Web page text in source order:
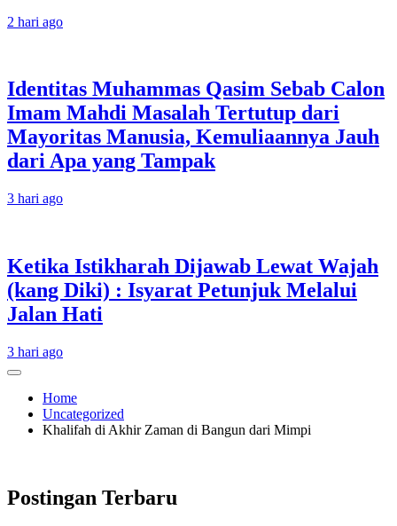
2 hari ago
Identitas Muhammas Qasim Sebab Calon
Imam Mahdi Masalah Tertutup dari
Mayoritas Manusia, Kemuliaannya Jauh
dari Apa yang Tampak
3 hari ago
Ketika Istikharah Dijawab Lewat Wajah
(kang Diki) : Isyarat Petunjuk Melalui
Jalan Hati
3 hari ago
Home
Uncategorized
Khalifah di Akhir Zaman di Bangun dari Mimpi
Postingan Terbaru